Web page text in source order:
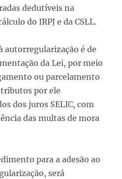
dedutíveis na
do IRPJ e da CSLL.
autorregularização é de
da Lei, por meio
ou parcelamento
por ele
dos juros SELIC, com
das multas de mora
para a adesão ao
será